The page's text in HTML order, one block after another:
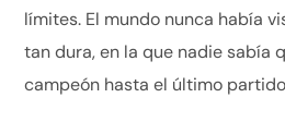
límites. El mundo nunca había
tan dura, en la que nadie sabía
campeón hasta el último